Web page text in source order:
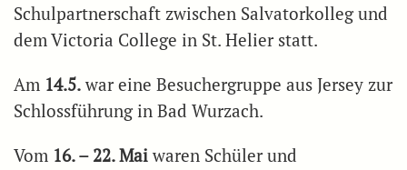
Schulpartnerschaft zwischen Salvatorkolleg und
dem Victoria College in St. Helier statt.
Am 14.5. war eine Besuchergruppe aus Jersey zur
Schlossführung in Bad Wurzach.
Vom 16. – 22. Mai waren Schüler und